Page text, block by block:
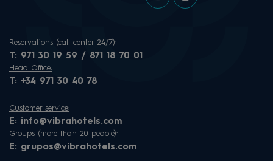
Reservations (call center 24/7):
T: 971 30 19 59 / 871 18 70 01
Head Office:
T: +34 971 30 40 78
Customer service:
E: info@vibrahotels.com
Groups (more than 20 people):
E: grupos@vibrahotels.com